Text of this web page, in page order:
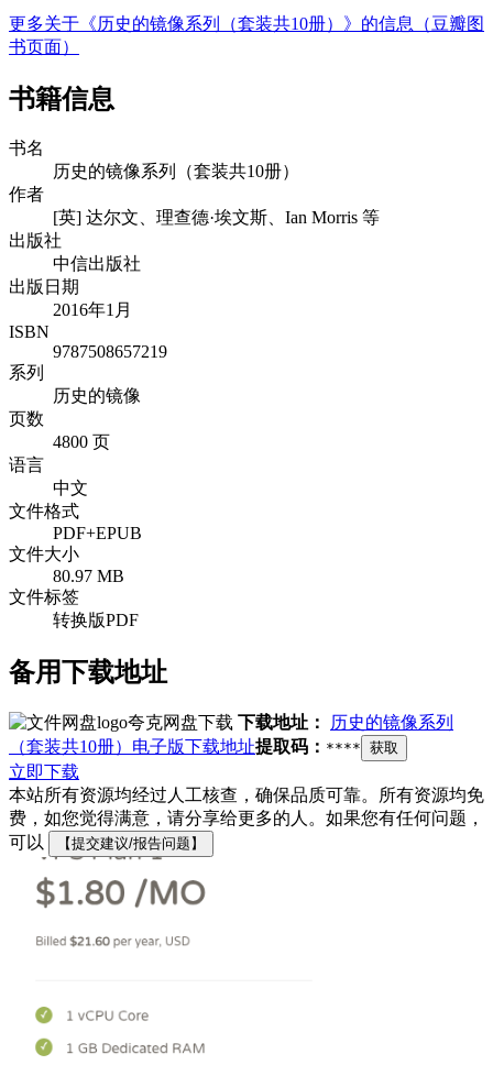
更多关于《历史的镜像系列（套装共10册）》的信息（豆瓣图
书页面）
书籍信息
书名
历史的镜像系列（套装共10册）
作者
[英] 达尔文、理查德·埃文斯、Ian Morris 等
出版社
中信出版社
出版日期
2016年1月
ISBN
9787508657219
系列
历史的镜像
页数
4800 页
语言
中文
文件格式
PDF+EPUB
文件大小
80.97 MB
文件标签
转换版PDF
备用下载地址
夸克网盘下载 下载地址：
历史的镜像系列
（套装共10册）电子版下载地址提取码： **** 获取
立即下载
本站所有资源均经过人工核查，确保品质可靠。所有资源均免
费，如您觉得满意，请分享给更多的人。如果您有任何问题，
可以
【提交建议/报告问题】